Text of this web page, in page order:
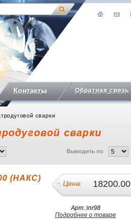
Контакты Обратная связь
сварки
сварки
Выводить по
(НАКС)
Цена: 18200.00
Арт.:inr98
Подробнее о товаре